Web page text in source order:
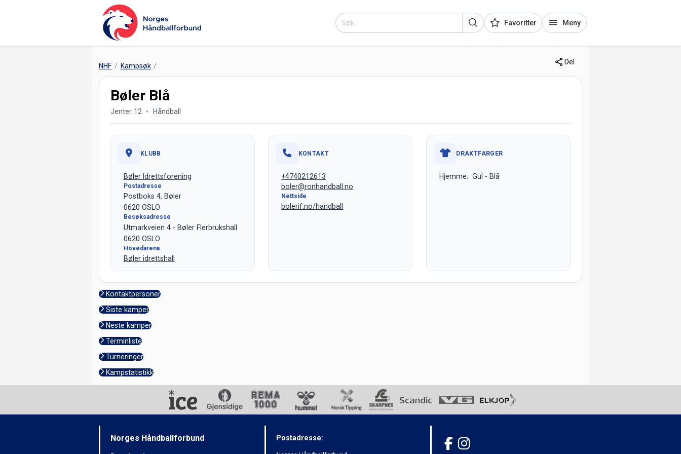
Favoritter Meny
NHF Kampsøk Del
Bøler Blå
Jenter 12 Håndball
KLUBB
Bøler Idrettsforening
Postadresse
Postboks 4, Bøler
0620 OSLO
Besøksadresse
Utmarkveien 4 - Bøler Flerbrukshall
0620 OSLO
Hovedarena
Bøler idrettshall
KONTAKT
+4740212613
boler@ronhandball.no
Nettside
bolerif.no/handball
DRAKTFARGER
Hjemme: Gul - Blå
Kontaktpersoner
Siste kamper
Neste kamper
Terminliste
Turneringer
Kampstatistikk
Norges Håndballforbund Postadresse: